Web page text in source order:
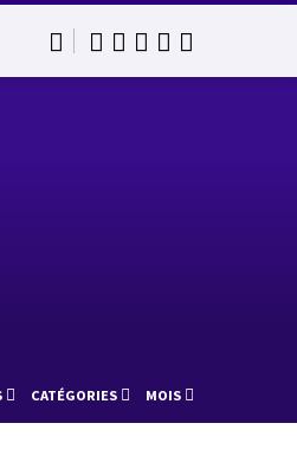
CATÉGORIES MOIS